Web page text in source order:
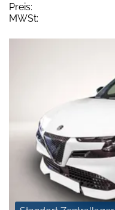
Preis:
MWSt: